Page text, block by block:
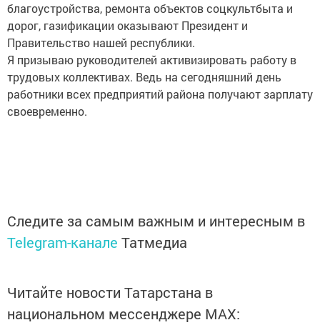
благоустройства, ремонта объектов соцкультбыта и
дорог, газификации оказывают Президент и
Правительство нашей республики.
Я призываю руководителей активизировать работу в
трудовых коллективах. Ведь на сегодняшний день
работники всех предприятий района получают зарплату
своевременно.
Следите за самым важным и интересным в
Telegram-канале Татмедиа
Читайте новости Татарстана в
национальном мессенджере MАХ: